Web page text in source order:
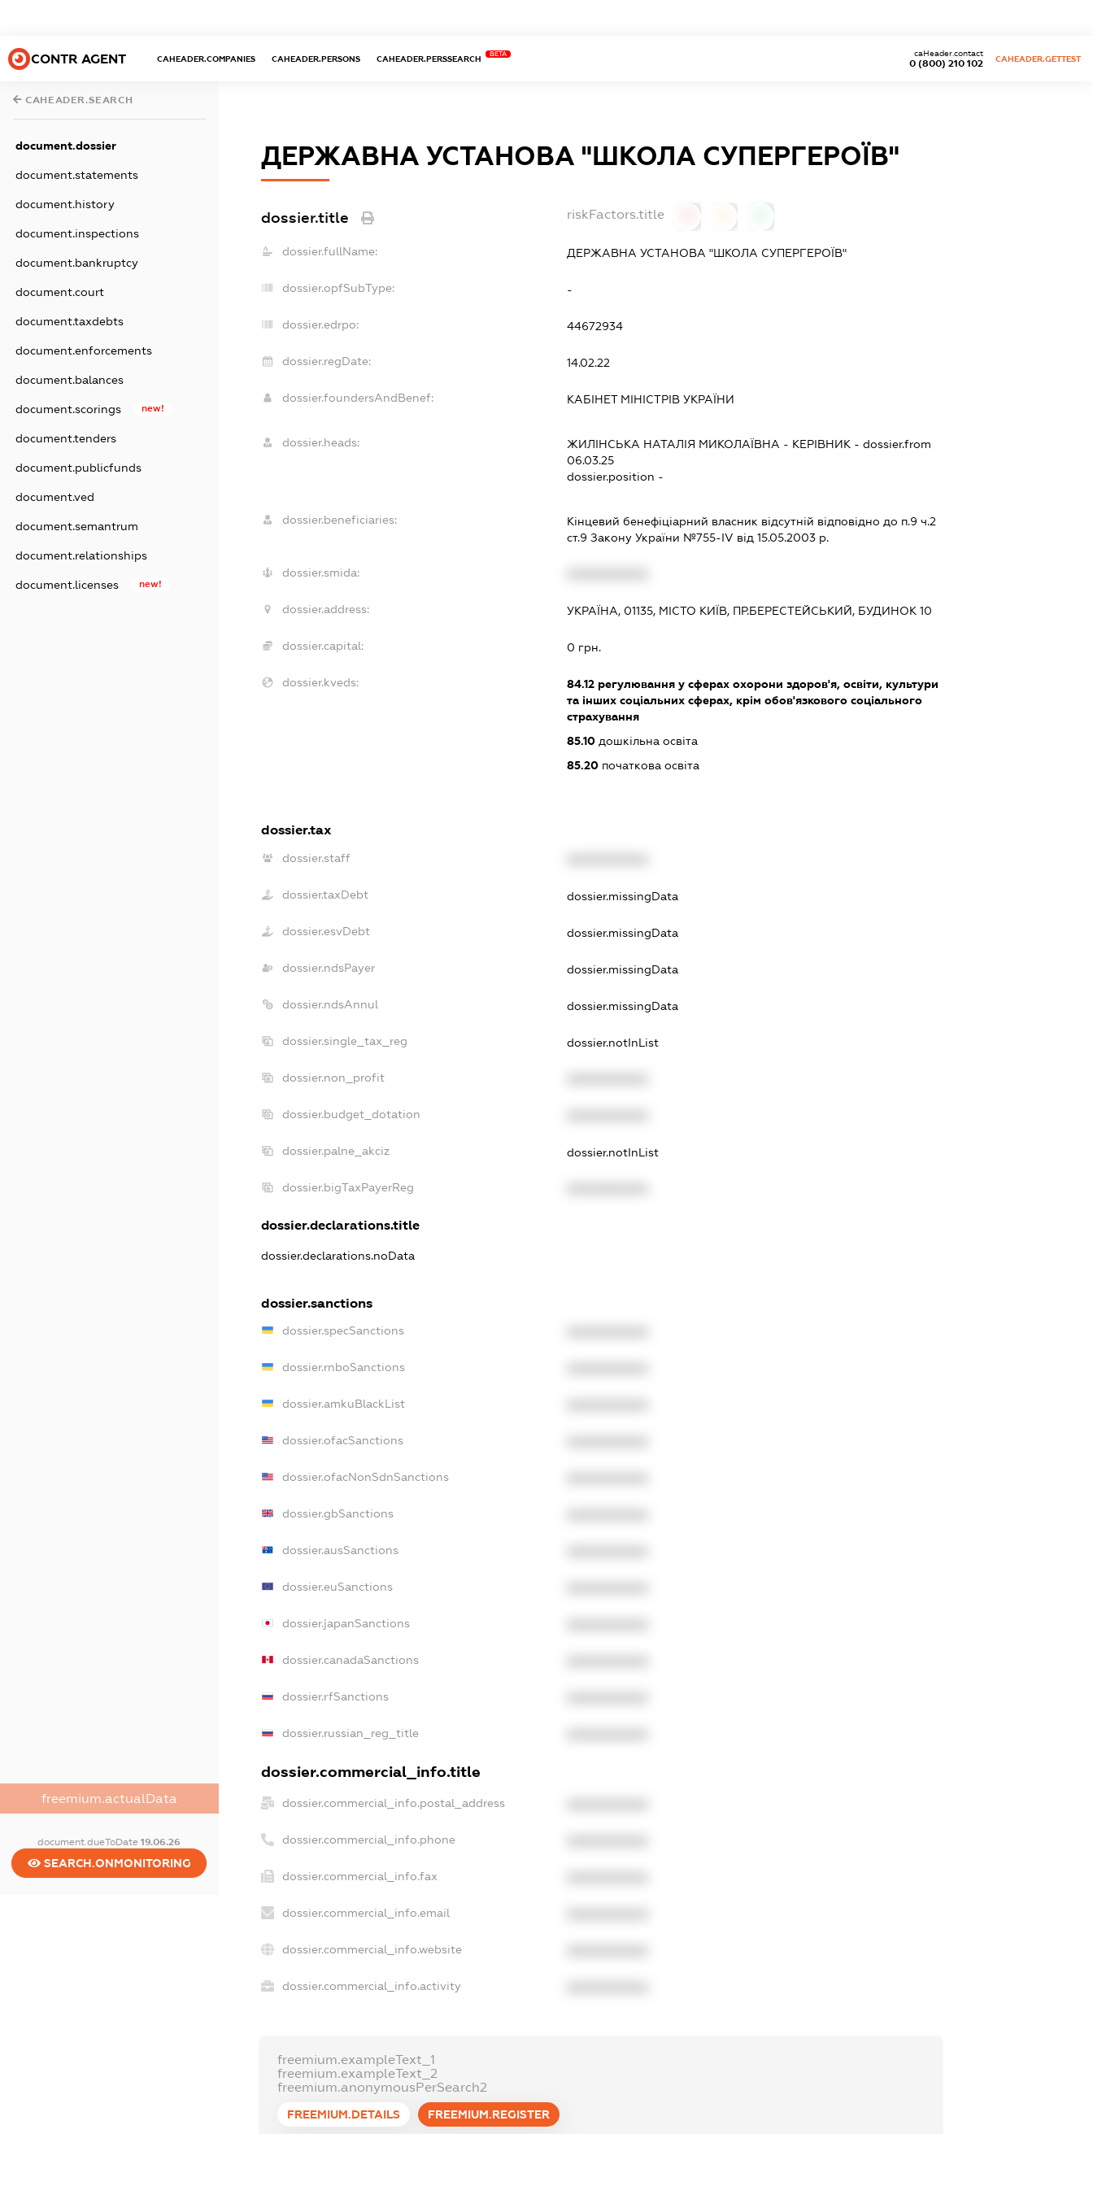
CONTR AGENT CAHEADER.COMPANIES CAHEADER.PERSONS CAHEADER.PERSSEARCH
BETA
0 (800) 210 102
caHeader.contact
CAHEADER.GETTEST
CAHEADER.SEARCH
document.dossier
document.statements
document.history
document.inspections
document.bankruptcy
document.court
document.taxdebts
document.enforcements
document.balances
document.scorings new!
document.tenders
document.publicfunds
document.ved
document.semantrum
document.relationships
document.licenses new!
freemium.actualData
document.dueToDate19.06.26
SEARCH.ONMONITORING
ДЕРЖАВНА УСТАНОВА "ШКОЛА СУПЕРГЕРОЇВ"
dossier.title riskFactors.title
dossier.fullName: ДЕРЖАВНА УСТАНОВА "ШКОЛА СУПЕРГЕРОЇВ"
dossier.opfSubType: -
dossier.edrpo: 44672934
dossier.regDate: 14.02.22
dossier.foundersAndBenef: КАБІНЕТ МІНІСТРІВ УКРАЇНИ
dossier.heads: ЖИЛІНСЬКА НАТАЛІЯ МИКОЛАЇВНА - КЕРІВНИК - dossier.from
06.03.25
dossier.position -
dossier.beneficiaries:
Кінцевий бенефіціарний власник відсутній відповідно до п.9 ч.2
ст.9 Закону України №755-ІV від 15.05.2003 р.
dossier.smida:
dossier.address: УКРАЇНА, 01135, МІСТО КИЇВ, ПР.БЕРЕСТЕЙСЬКИЙ, БУДИНОК 10
dossier.capital: 0 грн.
dossier.kveds: 84.12 регулювання у сферах охорони здоров'я, освіти, культури
та інших соціальних сферах, крім обов'язкового соціального
страхування
85.10 дошкільна освіта
85.20 початкова освіта
dossier.tax
dossier.staff
dossier.taxDebt dossier.missingData
dossier.esvDebt dossier.missingData
dossier.ndsPayer dossier.missingData
dossier.ndsAnnul dossier.missingData
dossier.single_tax_reg dossier.notInList
dossier.non_profit
dossier.budget_dotation
dossier.palne_akciz dossier.notInList
dossier.bigTaxPayerReg
dossier.declarations.title
dossier.declarations.noData
dossier.sanctions
dossier.specSanctions
dossier.rnboSanctions
dossier.amkuBlackList
dossier.ofacSanctions
dossier.ofacNonSdnSanctions
dossier.gbSanctions
dossier.ausSanctions
dossier.euSanctions
dossier.japanSanctions
dossier.canadaSanctions
dossier.rfSanctions
dossier.russian_reg_title
dossier.commercial_info.title
dossier.commercial_info.postal_address
dossier.commercial_info.phone
dossier.commercial_info.fax
dossier.commercial_info.email
dossier.commercial_info.website
dossier.commercial_info.activity
freemium.exampleText_1
freemium.exampleText_2
freemium.anonymousPerSearch2
FREEMIUM.DETAILS FREEMIUM.REGISTER